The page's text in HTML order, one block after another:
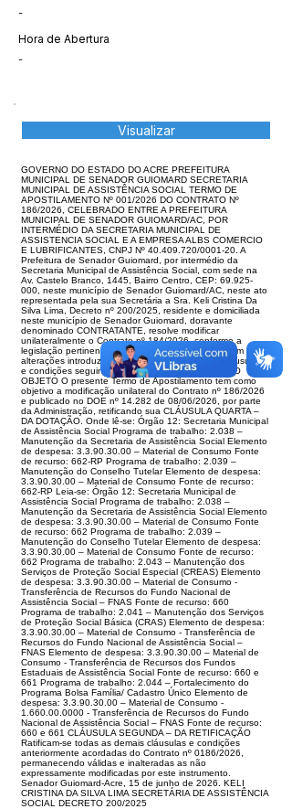
-
Hora de Abertura
-
Visualizar
GOVERNO DO ESTADO DO ACRE PREFEITURA
MUNICIPAL DE SENADOR GUIOMARD SECRETARIA
MUNICIPAL DE ASSISTÊNCIA SOCIAL TERMO DE
APOSTILAMENTO Nº 001/2026 DO CONTRATO Nº
186/2026, CELEBRADO ENTRE A PREFEITURA
MUNICIPAL DE SENADOR GUIOMARD/AC, POR
INTERMÉDIO DA SECRETARIA MUNICIPAL DE
ASSISTENCIA SOCIAL E A EMPRESA ALBS COMERCIO
E LUBRIFICANTES, CNPJ Nº 40.409.720/0001-20. A
Prefeitura de Senador Guiomard, por intermédio da
Secretaria Municipal de Assistência Social, com sede na
Av. Castelo Branco, 1445, Bairro Centro, CEP: 69.925-
000, neste município de Senador Guiomard/AC, neste ato
representada pela sua Secretária a Sra. Keli Cristina Da
Silva Lima, Decreto nº 200/2025, residente e domiciliada
neste município de Senador Guiomard, doravante
denominado CONTRATANTE, resolve modificar
unilateralmente o Contrato nº 184/2026, conforme a
legislação pertinente, Art. 136 da Lei nº 14.133, com as
alterações introduzidas posteriormente e pelas Cláusulas
e condições seguintes: CLÁUSULA PRIMEIRA – DO
OBJETO O presente Termo de Apostilamento tem como
objetivo a modificação unilateral do Contrato nº 186/2026
e publicado no DOE nº 14.282 de 08/06/2026, por parte
da Administração, retificando sua CLÁUSULA QUARTA –
DA DOTAÇÃO. Onde lê-se: Órgão 12: Secretaria Municipal
de Assistência Social Programa de trabalho: 2.038 –
Manutenção da Secretaria de Assistência Social Elemento
de despesa: 3.3.90.30.00 – Material de Consumo Fonte
de recurso: 662-RP Programa de trabalho: 2.039 –
Manutenção do Conselho Tutelar Elemento de despesa:
3.3.90.30.00 – Material de Consumo Fonte de recurso:
662-RP Leia-se: Órgão 12: Secretaria Municipal de
Assistência Social Programa de trabalho: 2.038 –
Manutenção da Secretaria de Assistência Social Elemento
de despesa: 3.3.90.30.00 – Material de Consumo Fonte
de recurso: 662 Programa de trabalho: 2.039 –
Manutenção do Conselho Tutelar Elemento de despesa:
3.3.90.30.00 – Material de Consumo Fonte de recurso:
662 Programa de trabalho: 2.043 – Manutenção dos
Serviços de Proteção Social Especial (CREAS) Elemento
de despesa: 3.3.90.30.00 – Material de Consumo -
Transferência de Recursos do Fundo Nacional de
Assistência Social – FNAS Fonte de recurso: 660
Programa de trabalho: 2.041 – Manutenção dos Serviços
de Proteção Social Básica (CRAS) Elemento de despesa:
3.3.90.30.00 – Material de Consumo - Transferência de
Recursos do Fundo Nacional de Assistência Social –
FNAS Elemento de despesa: 3.3.90.30.00 – Material de
Consumo - Transferência de Recursos dos Fundos
Estaduais de Assistência Social Fonte de recurso: 660 e
661 Programa de trabalho: 2.044 – Fortalecimento do
Programa Bolsa Família/ Cadastro Único Elemento de
despesa: 3.3.90.30.00 – Material de Consumo -
1.660.00.0000 - Transferência de Recursos do Fundo
Nacional de Assistência Social – FNAS Fonte de recurso:
660 e 661 CLÁUSULA SEGUNDA – DA RETIFICAÇÃO
Ratificam-se todas as demais cláusulas e condições
anteriormente acordadas do Contrato nº 0186/2026,
permanecendo válidas e inalteradas as não
expressamente modificadas por este instrumento.
Senador Guiomard-Acre, 15 de junho de 2026. KELI
CRISTINA DA SILVA LIMA SECRETÁRIA DE ASSISTÊNCIA
SOCIAL DECRETO 200/2025